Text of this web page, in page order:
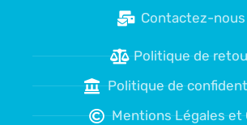
Contactez-nous
Politique de
Politique de
Mentions Légales et